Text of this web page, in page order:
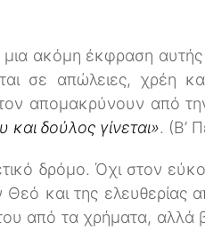
ακόμη έκφραση
σε απώλειες, χρέη
τον απομακρύνουν από
και δούλος γίνεται». (Β’
δρόμο. Όχι στον
Θεό και της
από τα χρήματα, αλλά